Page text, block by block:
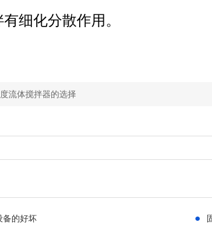
细化分散作用。
流体搅拌器的选择
备的好坏 ●